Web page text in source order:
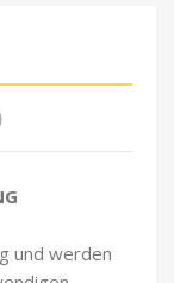
und werden